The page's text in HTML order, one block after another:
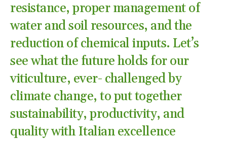
resistance, proper management of
water and soil resources, and the
reduction of chemical inputs. Let’s
see what the future holds for our
viticulture, ever- challenged by
climate change, to put together
sustainability, productivity, and
quality with Italian excellence